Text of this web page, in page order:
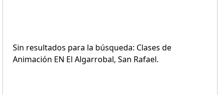
Sin resultados para la búsqueda: Clases de
Animación EN El Algarrobal, San Rafael.